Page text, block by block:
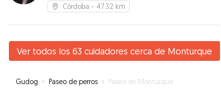
seguro.”
Córdoba - 47.32 km
Ver todos los 63 cuidadores cerca de Monturque
Gudog » Paseo de perros » Paseo en Monturque